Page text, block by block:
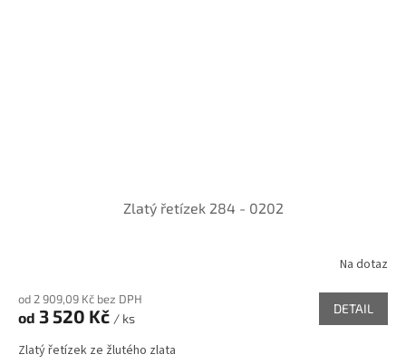
Zlatý řetízek 284 - 0202
Na dotaz
od 2 909,09 Kč bez DPH
od 3 520 Kč / ks
DETAIL
Zlatý řetízek ze žlutého zlata